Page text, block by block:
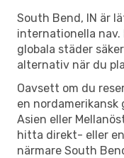
South Bend, IN är
internationella
globala städer
alternativ när du
Oavsett om du
en
Asien eller
hitta direkt- eller
närmare South